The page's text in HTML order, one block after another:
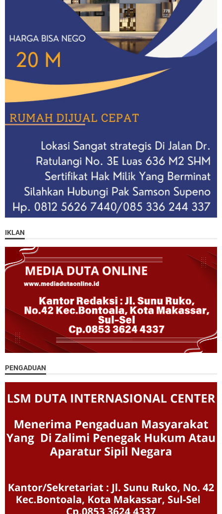
IKLAN
PENGADUAN